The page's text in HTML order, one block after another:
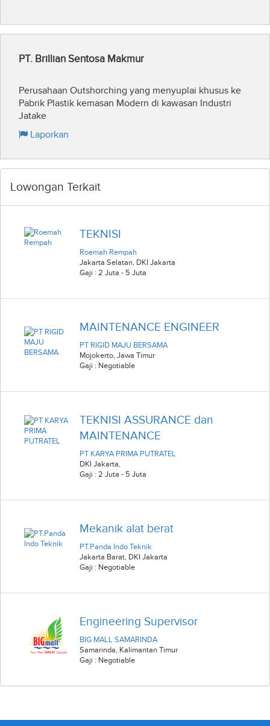
PT. Brillian Sentosa Makmur
Perusahaan Outshorching yang menyuplai khusus ke
Pabrik Plastik kemasan Modern di kawasan Industri
Jatake
Laporkan
Lowongan Terkait
TEKNISI
Roemah Rempah
Jakarta Selatan, DKI Jakarta
Gaji : 2 Juta - 5 Juta
MAINTENANCE ENGINEER
PT RIGID MAJU BERSAMA
Mojokerto, Jawa Timur
Gaji : Negotiable
TEKNISI ASSURANCE dan
MAINTENANCE
PT KARYA PRIMA PUTRATEL
DKI Jakarta,
Gaji : 2 Juta - 5 Juta
Mekanik alat berat
PT.Panda Indo Teknik
Jakarta Barat, DKI Jakarta
Gaji : Negotiable
Engineering Supervisor
BIG MALL SAMARINDA
Samarinda, Kalimantan Timur
Gaji : Negotiable